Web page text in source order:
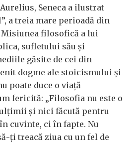
Seneca a ilustrat
a treia mare perioadă din
filosofică a lui
sufletului său și
găsite de cei din
dogme ale stoicismului și
poate duce o viață
fericită: „Filosofia nu este o
și nici făcută pentru
cuvinte, ci în fapte. Nu
ți treacă ziua cu un fel de